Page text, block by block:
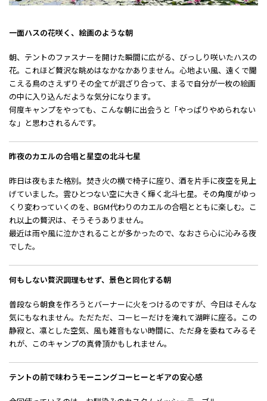
一面ハスの花咲く、絵画のような朝
朝、テントのファスナーを開けた瞬間に広がる、びっしり咲いたハスの
花。これほど贅沢な眺めはなかなかありません。心地よい風、遠くで聞
こえる鳥のさえずり――その全てが混ざり合って、まるで自分が一枚の絵画
の中に入り込んだような気分になります。
何度キャンプをやっても、こんな朝に出会うと「やっぱりやめられない
な」と思わされるんです。
昨夜のカエルの合唱と星空の北斗七星
昨日は夜もまた格別。焚き火の横で椅子に座り、酒を片手に夜空を見上
げていました。雲ひとつない空に大きく輝く北斗七星。その角度がゆっ
くり変わっていくのを、BGM代わりのカエルの合唱とともに楽しむ。こ
れ以上の贅沢は、そうそうありません。
最近は雨や風に泣かされることが多かったので、なおさら心に沁みる夜
でした。
何もしない贅沢――調理もせず、景色と同化する朝
普段なら朝食を作ろうとバーナーに火をつけるのですが、今日はそんな
気にもなれません。ただただ、コーヒーだけを淹れて湖畔に座る。この
静寂と、凛とした空気、風も雑音もない時間に、ただ身を委ねてみる――そ
れが、このキャンプの真骨頂かもしれません。
テントの前で味わうモーニングコーヒーとギアの安心感